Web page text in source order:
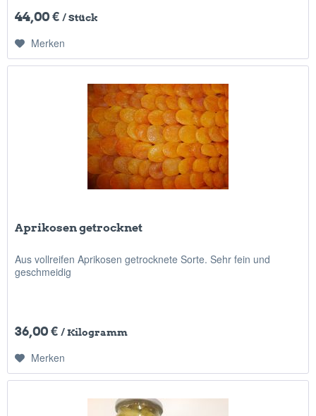
44,00 €/ Stück
Merken
Aprikosen getrocknet
Aus vollreifen Aprikosen getrocknete Sorte. Sehr fein und
geschmeidig
36,00 €/ Kilogramm
Merken